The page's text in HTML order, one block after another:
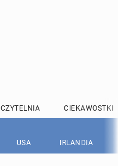
CZYTELNIA CIEKAWOSTKI
USA IRLANDIA